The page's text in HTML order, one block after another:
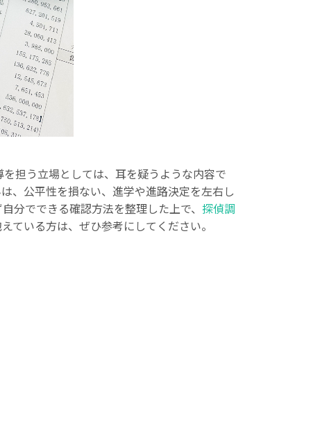
担う立場としては、耳を疑うような内容で
、公平性を損ない、進学や進路決定を左右し
分でできる確認方法を整理した上で、 探偵調
ている方は、ぜひ参考にしてください。